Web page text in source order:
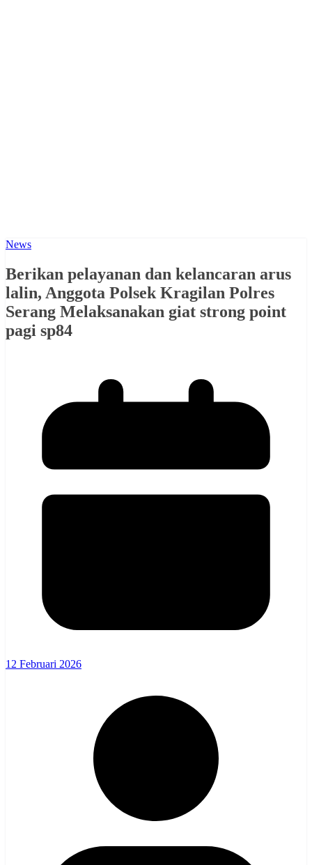
News
Berikan pelayanan dan kelancaran arus
lalin, Anggota Polsek Kragilan Polres
Serang Melaksanakan giat strong point
pagi sp84
12 Februari 2026